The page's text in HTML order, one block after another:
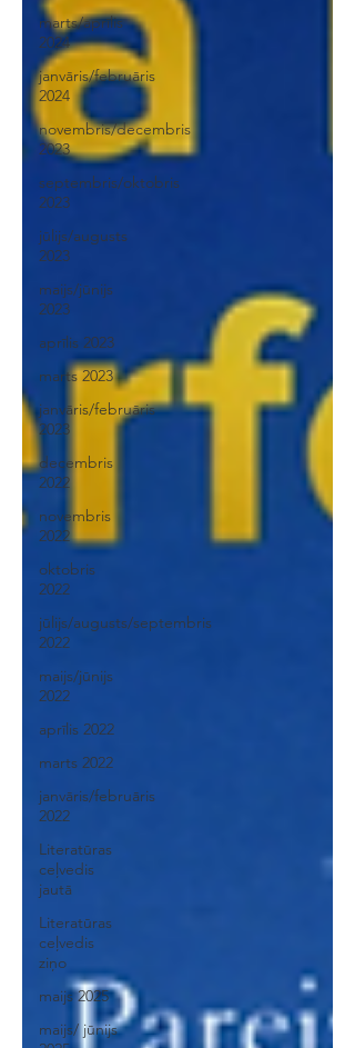
marts/aprīlis
2024
janvāris/februāris
2024
novembris/decembris
2023
septembris/oktobris
2023
jūlijs/augusts
2023
maijs/jūnijs
2023
aprīlis 2023
marts 2023
janvāris/februāris
2023
decembris
2022
novembris
2022
oktobris
2022
jūlijs/augusts/septembris
2022
maijs/jūnijs
2022
aprīlis 2022
marts 2022
janvāris/februāris
2022
Literatūras
ceļvedis
jautā
Literatūras
ceļvedis
ziņo
maijs 2025
maijs/ jūnijs